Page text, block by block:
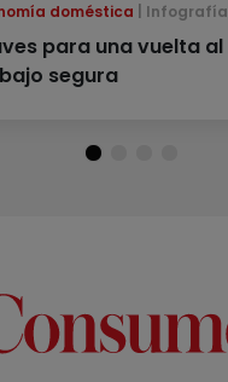
doméstica Infografía
para una vuelta al
segura